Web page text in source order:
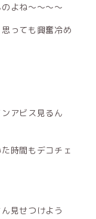
よね〜〜〜〜
っても興奮冷め
アビス見るん
時間もデコチェ
見せつけよう